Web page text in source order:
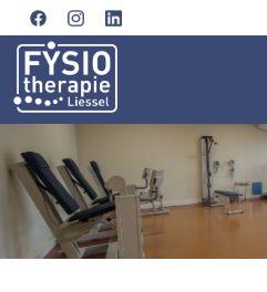
TEAM
Joost
Koen
Ben van
OVER
Fysiotherapie